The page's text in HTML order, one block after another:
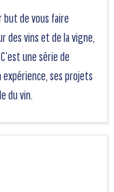
but de vous faire
des vins et de la vigne,
une série de
ses projets
du vin.